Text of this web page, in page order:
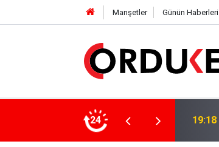
Manşetler Günün Haberleri
24
4 MİLYON LİRAYA YAKIN DESTEK 12:46